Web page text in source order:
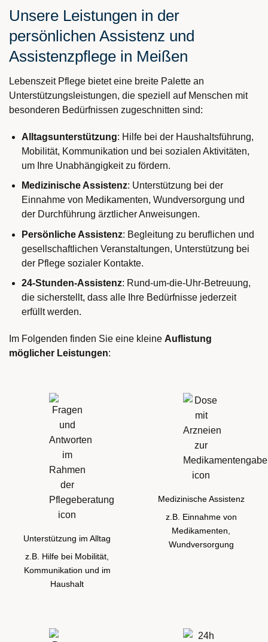
Unsere Leistungen in der
persönlichen Assistenz und
Assistenzpflege in Meißen
Lebenszeit Pflege bietet eine breite Palette an
Unterstützungsleistungen, die speziell auf Menschen mit
besonderen Bedürfnissen zugeschnitten sind:
Alltagsunterstützung: Hilfe bei der Haushaltsführung,
Mobilität, Kommunikation und bei sozialen Aktivitäten,
um Ihre Unabhängigkeit zu fördern.
Medizinische Assistenz: Unterstützung bei der
Einnahme von Medikamenten, Wundversorgung und
der Durchführung ärztlicher Anweisungen.
Persönliche Assistenz: Begleitung zu beruflichen und
gesellschaftlichen Veranstaltungen, Unterstützung bei
der Pflege sozialer Kontakte.
24-Stunden-Assistenz: Rund-um-die-Uhr-Betreuung,
die sicherstellt, dass alle Ihre Bedürfnisse jederzeit
erfüllt werden.
Im Folgenden finden Sie eine kleine Auflistung
möglicher Leistungen:
Unterstützung im Alltag
z.B. Hilfe bei Mobilität,
Kommunikation und im
Haushalt
Medizinische Assistenz
z.B. Einnahme von
Medikamenten,
Wundversorgung